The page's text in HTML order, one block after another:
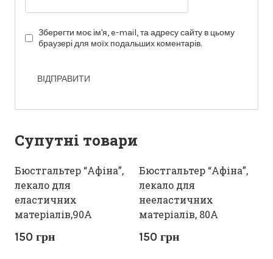
Зберегти моє ім'я, e-mail, та адресу сайту в цьому
браузері для моїх подальших коментарів.
Супутні товари
Бюстгальтер “Афіна”,
лекало для
еластичних
матеріалів,90А
150 грн
Бюстгальтер “Афіна”,
лекало для
нееластичних
матеріалів, 80А
150 грн